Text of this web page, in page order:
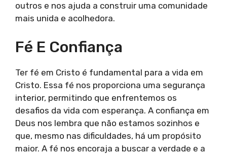
outros e nos ajuda a construir uma comunidade
mais unida e acolhedora.
Fé E Confiança
Ter fé em Cristo é fundamental para a vida em
Cristo. Essa fé nos proporciona uma segurança
interior, permitindo que enfrentemos os
desafios da vida com esperança. A confiança em
Deus nos lembra que não estamos sozinhos e
que, mesmo nas dificuldades, há um propósito
maior. A fé nos encoraja a buscar a verdade e a